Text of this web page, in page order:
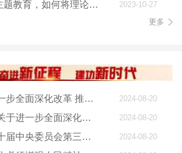
媒体聚焦 | 开展主题教育，如何将理论学习贯穿始终
2023-10-27
更多
中共中央关于进一步全面深化改革 推进中国式现代化的决定 2024-08-20
关于《中共中央关于进一步全面深化改革、 推进中国式现代化的决定》的说明 2024-08-20
中国共产党第二十届中央委员会第三次全体会议公报 2024-08-20